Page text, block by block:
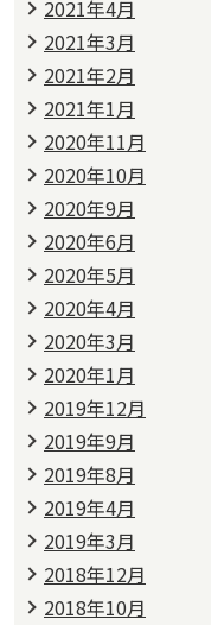
2021年4月
2021年3月
2021年2月
2021年1月
2020年11月
2020年10月
2020年9月
2020年6月
2020年5月
2020年4月
2020年3月
2020年1月
2019年12月
2019年9月
2019年8月
2019年4月
2019年3月
2018年12月
2018年10月